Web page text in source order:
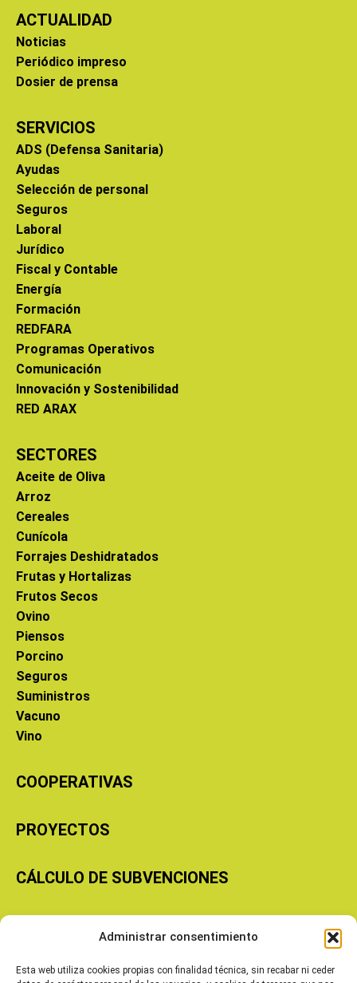
Administrar consentimiento
Esta web utiliza cookies propias con finalidad técnica, sin recabar ni ceder
ACTUALIDAD
Noticias
Periódico impreso
Dosier de prensa
SERVICIOS
ADS (Defensa Sanitaria)
Ayudas
Selección de personal
Seguros
Laboral
Jurídico
Fiscal y Contable
Energía
Formación
REDFARA
Programas Operativos
Comunicación
Innovación y Sostenibilidad
RED ARAX
SECTORES
Aceite de Oliva
Arroz
Cereales
Cunícola
Forrajes Deshidratados
Frutas y Hortalizas
Frutos Secos
Ovino
Piensos
Porcino
Seguros
Suministros
Vacuno
Vino
COOPERATIVAS
PROYECTOS
CÁLCULO DE SUBVENCIONES